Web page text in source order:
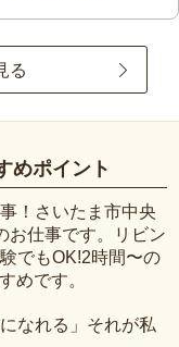
る
めポイント
！さいたま市中央
お仕事です。リビン
でもOK!2時間〜の
めです。
なれる」それが私